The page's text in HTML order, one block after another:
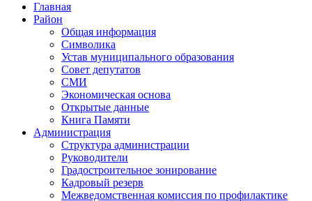
Главная
Район
Общая информация
Символика
Устав муниципального образования
Совет депутатов
СМИ
Экономическая основа
Открытые данные
Книга Памяти
Администрация
Структура администрации
Руководители
Градостроительное зонирование
Кадровый резерв
Межведомственная комиссия по профилактике